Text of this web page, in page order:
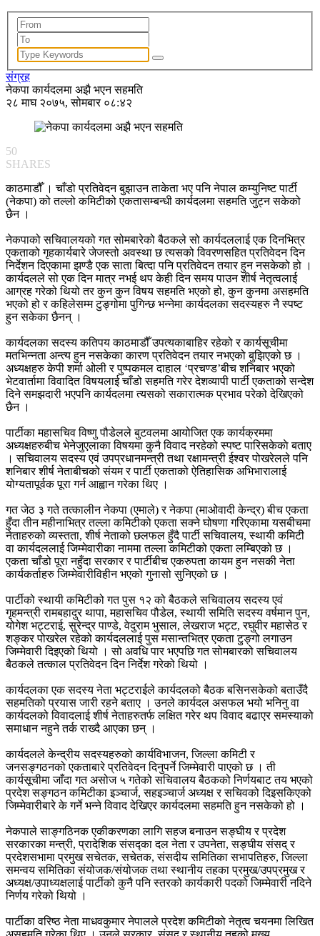
संग्रह
नेकपा कार्यदलमा अझै भएन सहमति
२८ माघ २०७५, सोमबार ०८:४२
50
SHARES
काठमाडौँ । चाँडो प्रतिवेदन बुझाउन ताकेता भए पनि नेपाल कम्युनिष्ट पार्टी
(नेकपा) को तल्लो कमिटीको एकतासम्बन्धी कार्यदलमा सहमति जुट्न सकेको
छैन ।
नेकपाको सचिवालयको गत सोमबारेको बैठकले सो कार्यदललाई एक दिनभित्र
एकताको गृहकार्यबारे जेजस्तो अवस्था छ त्यसको विवरणसहित प्रतिवेदन दिन
निर्देशन दिएकामा झण्डै एक साता बित्दा पनि प्रतिवेदन तयार हुन नसकेको हो ।
कार्यदलले सो एक दिन मात्र नभई थप केही दिन समय पाउन शीर्ष नेतृत्वलाई
आग्रह गरेको थियो तर कुन कुन विषय सहमति भएको हो, कुन कुनमा असहमति
भएको हो र कहिलेसम्म टुङ्गोमा पुगिन्छ भन्नेमा कार्यदलका सदस्यहरु नै स्पष्ट
हुन सकेका छैनन् ।
कार्यदलका सदस्य कतिपय काठमाडौँ उपत्यकाबाहिर रहेको र कार्यसूचीमा
मतभिन्नता अन्त्य हुन नसकेका कारण प्रतिवेदन तयार नभएको बुझिएको छ ।
अध्यक्षहरु केपी शर्मा ओली र पुष्पकमल दाहाल ‘प्रचण्ड’बीच शनिबार भएको
भेटवार्तामा विवादित विषयलाई चाँडो सहमति गरेर देशव्यापी पार्टी एकताको सन्देश
दिने समझदारी भएपनि कार्यदलमा त्यसको सकारात्मक प्रभाव परेको देखिएको
छैन ।
पार्टीका महासचिव विष्णु पौडेलले बुटवलमा आयोजित एक कार्यक्रममा
अध्यक्षहरुबीच भेनेजुएलाका विषयमा कुनै विवाद नरहेको स्पष्ट पारिसकेकाे बताए
। सचिवालय सदस्य एवं उपप्रधानमन्त्री तथा रक्षामन्त्री ईश्वर पोखरेलले पनि
शनिबार शीर्ष नेताबीचको संयम र पार्टी एकताको ऐतिहासिक अभिभारालाई
योग्यतापूर्वक पूरा गर्न आह्वान गरेका थिए ।
गत जेठ ३ गते तत्कालीन नेकपा (एमाले) र नेकपा (माओवादी केन्द्र) बीच एकता
हुँदा तीन महीनाभित्र तल्ला कमिटीको एकता सक्ने घोषणा गरिएकामा यसबीचमा
नेताहरुको व्यस्तता, शीर्ष नेताको छलफल हुँदै पार्टी सचिवालय, स्थायी कमिटी
वा कार्यदललाई जिम्मेवारीका नाममा तल्ला कमिटीको एकता लम्बिएको छ ।
एकता चाँडो पूरा नहुँदा सरकार र पार्टीबीच एकरुपता कायम हुन नसकी नेता
कार्यकर्ताहरु जिम्मेवारीविहीन भएको गुनासो सुनिएको छ ।
पार्टीको स्थायी कमिटीको गत पुस १२ को बैठकले सचिवालय सदस्य एवं
गृहमन्त्री रामबहादुर थापा, महासचिव पौडेल, स्थायी समिति सदस्य वर्षमान पुन,
योगेश भट्टराई, सुरेन्द्र पाण्डे, वेदुराम भुसाल, लेखराज भट्ट, रघुवीर महासेठ र
शङ्कर पोखरेल रहेको कार्यदललाई पुस मसान्तभित्र एकता टुङ्गो लगाउन
जिम्मेवारी दिइएको थियो । सो अवधि पार भएपछि गत सोमबारको सचिवालय
बैठकले तत्काल प्रतिवेदन दिन निर्देश गरेको थियो ।
कार्यदलका एक सदस्य नेता भट्टराईले कार्यदलको बैठक बसिनसकेको बताउँदै
सहमतिको प्रयास जारी रहने बताए । उनले कार्यदल असफल भयो भनिनु वा
कार्यदलको विवादलाई शीर्ष नेताहरुतर्फ लक्षित गरेर थप विवाद बढाएर समस्याको
समाधान नहुने तर्क राख्दै आएका छन् ।
कार्यदलले केन्द्रीय सदस्यहरुको कार्यविभाजन, जिल्ला कमिटी र
जनसङ्गठनको एकताबारे प्रतिवेदन दिनुपर्ने जिम्मेवारी पाएको छ । ती
कार्यसूचीमा जाँदा गत असोज ५ गतेको सचिवालय बैठकको निर्णयबाट तय भएको
प्रदेश सङ्गठन कमिटीका इञ्चार्ज, सहइञ्चार्ज अध्यक्ष र सचिवको दिइसकिएको
जिम्मेवारीबारे के गर्ने भन्ने विवाद देखिएर कार्यदलमा सहमति हुन नसकेको हो ।
नेकपाले साङ्गठिनक एकीकरणका लागि सहज बनाउन सङ्घीय र प्रदेश
सरकारका मन्त्री, प्रादेशिक संसद्का दल नेता र उपनेता, सङ्घीय संसद् र
प्रदेशसभामा प्रमुख सचेतक, सचेतक, संसदीय समितिका सभापतिहरु, जिल्ला
समन्वय समितिका संयोजक/संयोजक तथा स्थानीय तहका प्रमुख/उपप्रमुख र
अध्यक्ष/उपाध्यक्षलाई पार्टीको कुनै पनि स्तरको कार्यकारी पदको जिम्मेवारी नदिने
निर्णय गरेको थियो ।
पार्टीका वरिष्ठ नेता माधवकुमार नेपालले प्रदेश कमिटीको नेतृत्व चयनमा लिखित